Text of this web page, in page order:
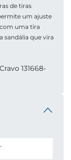
de tiras
um ajuste
uma tira
sandália que vira
131668-